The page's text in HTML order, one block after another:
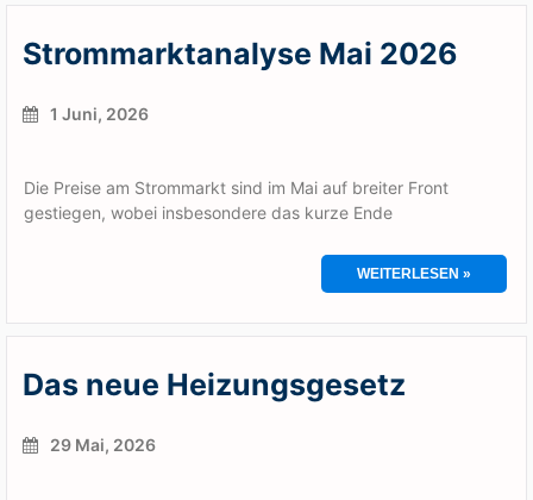
Strommarktanalyse Mai 2026
1 Juni, 2026
Die Preise am Strommarkt sind im Mai auf breiter Front
gestiegen, wobei insbesondere das kurze Ende
WEITERLESEN »
Das neue Heizungsgesetz
29 Mai, 2026